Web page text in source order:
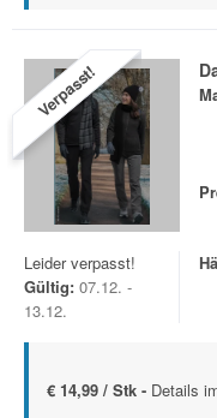
Verpasst!
Leider verpasst!
Gültig: 07.12. -
13.12.
€ 14,99 / Stk - Details